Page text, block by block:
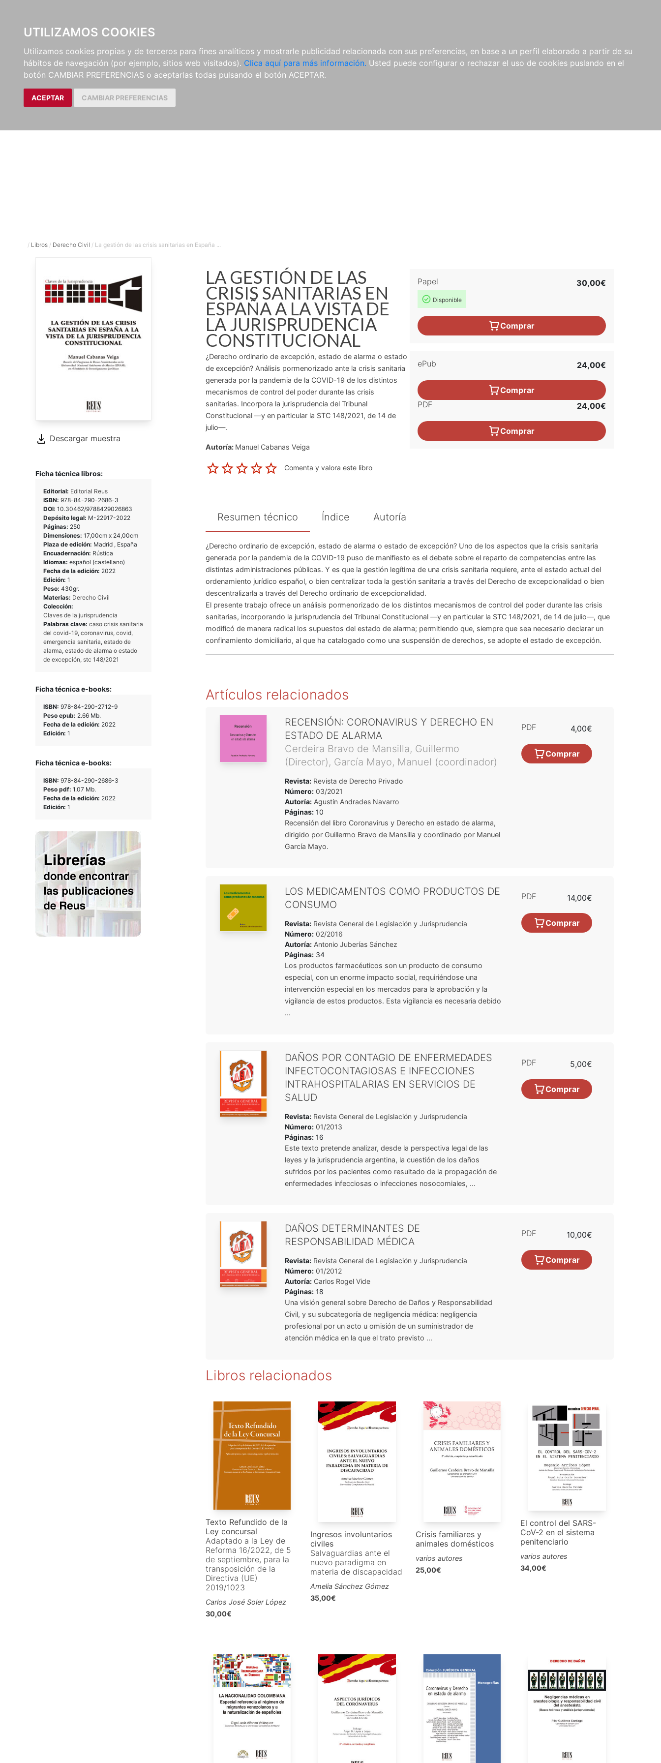
UTILIZAMOS COOKIES
Utilizamos cookies propias y de terceros para fines analíticos y mostrarle publicidad relacionada con sus preferencias, en base a un perfil elaborado a partir de su
hábitos de navegación (por ejemplo, sitios web visitados). Clica aquí para más información. Usted puede configurar o rechazar el uso de cookies puslando en el
botón CAMBIAR PREFERENCIAS o aceptarlas todas pulsando el botón ACEPTAR.
ACEPTAR CAMBIAR PREFERENCIAS
EDITORIAL E-BOOKS
LibrosAutoresColecciones
/ Libros / Derecho Civil / La gestión de las crisis sanitarias en España ...
Descargar muestra
Ficha técnica libros:
Editorial: Editorial Reus
ISBN: 978-84-290-2686-3
DOI: 10.30462/9788429026863
Depósito legal: M-22917-2022
Páginas: 250
Dimensiones: 17,00cm x 24,00cm
Plaza de edición: Madrid , España
Encuadernación: Rústica
Idiomas: español (castellano)
Fecha de la edición: 2022
Edición: 1
Peso: 430gr.
Materias: Derecho Civil
Colección:
Claves de la jurisprudencia
Palabras clave: caso crisis sanitaria
del covid-19, coronavirus, covid,
emergencia sanitaria, estado de
alarma, estado de alarma o estado
de excepción, stc 148/2021
Ficha técnica e-books:
ISBN: 978-84-290-2712-9
Peso epub: 2.66 Mb.
Fecha de la edición: 2022
Edición: 1
Ficha técnica e-books:
ISBN: 978-84-290-2686-3
Peso pdf: 1.07 Mb.
Fecha de la edición: 2022
Edición: 1
LA GESTIÓN DE LAS
CRISIS SANITARIAS EN
ESPAÑA A LA VISTA DE
LA JURISPRUDENCIA
CONSTITUCIONAL
¿Derecho ordinario de excepción, estado de alarma o estado
de excepción? Análisis pormenorizado ante la crisis sanitaria
generada por la pandemia de la COVID-19 de los distintos
mecanismos de control del poder durante las crisis
sanitarias. Incorpora la jurisprudencia del Tribunal
Constitucional —y en particular la STC 148/2021, de 14 de
julio—.
Autoría: Manuel Cabanas Veiga
Comenta y valora este libro
Papel
Disponible
30,00€
Comprar
ePub 24,00€
Comprar
PDF
24,00€
Comprar
Resumen técnico Índice Autoría
¿Derecho ordinario de excepción, estado de alarma o estado de excepción? Uno de los aspectos que la crisis sanitaria
generada por la pandemia de la COVID-19 puso de manifiesto es el debate sobre el reparto de competencias entre las
distintas administraciones públicas. Y es que la gestión legítima de una crisis sanitaria requiere, ante el estado actual del
ordenamiento jurídico español, o bien centralizar toda la gestión sanitaria a través del Derecho de excepcionalidad o bien
descentralizarla a través del Derecho ordinario de excepcionalidad.
El presente trabajo ofrece un análisis pormenorizado de los distintos mecanismos de control del poder durante las crisis
sanitarias, incorporando la jurisprudencia del Tribunal Constitucional —y en particular la STC 148/2021, de 14 de julio—, que
modificó de manera radical los supuestos del estado de alarma; permitiendo que, siempre que sea necesario declarar un
confinamiento domiciliario, al que ha catalogado como una suspensión de derechos, se adopte el estado de excepción.
Artículos relacionados
RECENSIÓN: CORONAVIRUS Y DERECHO EN
ESTADO DE ALARMA
Cerdeira Bravo de Mansilla, Guillermo
(Director), García Mayo, Manuel (coordinador)
Revista:Revista de Derecho Privado
Número:03/2021
Autoría: Agustín Andrades Navarro
Páginas:10
Recensión del libro Coronavirus y Derecho en estado de alarma,
dirigido por Guillermo Bravo de Mansilla y coordinado por Manuel
García Mayo.
PDF 4,00€
Comprar
LOS MEDICAMENTOS COMO PRODUCTOS DE
CONSUMO
Revista:Revista General de Legislación y Jurisprudencia
Número:02/2016
Autoría: Antonio Juberías Sánchez
Páginas:34
Los productos farmacéuticos son un producto de consumo
especial, con un enorme impacto social, requiriéndose una
intervención especial en los mercados para la aprobación y la
vigilancia de estos productos. Esta vigilancia es necesaria debido
...
PDF 14,00€
Comprar
DAÑOS POR CONTAGIO DE ENFERMEDADES
INFECTOCONTAGIOSAS E INFECCIONES
INTRAHOSPITALARIAS EN SERVICIOS DE
SALUD
Revista:Revista General de Legislación y Jurisprudencia
Número:01/2013
Páginas:16
Este texto pretende analizar, desde la perspectiva legal de las
leyes y la jurisprudencia argentina, la cuestión de los daños
sufridos por los pacientes como resultado de la propagación de
enfermedades infecciosas o infecciones nosocomiales, ...
PDF 5,00€
Comprar
DAÑOS DETERMINANTES DE
RESPONSABILIDAD MÉDICA
Revista:Revista General de Legislación y Jurisprudencia
Número:01/2012
Autoría: Carlos Rogel Vide
Páginas:18
Una visión general sobre Derecho de Daños y Responsabilidad
Civil, y su subcategoría de negligencia médica: negligencia
profesional por un acto u omisión de un suministrador de
atención médica en la que el trato previsto ...
PDF 10,00€
Comprar
Libros relacionados
Texto Refundido de la
Ley concursal
Adaptado a la Ley de
Reforma 16/2022, de 5
de septiembre, para la
transposición de la
Directiva (UE)
2019/1023
Carlos José Soler López
30,00€
Ingresos involuntarios
civiles
Salvaguardias ante el
nuevo paradigma en
materia de discapacidad
Amelia Sánchez Gómez
35,00€
Crisis familiares y
animales domésticos
varios autores
25,00€
El control del SARS-
CoV-2 en el sistema
penitenciario
varios autores
34,00€